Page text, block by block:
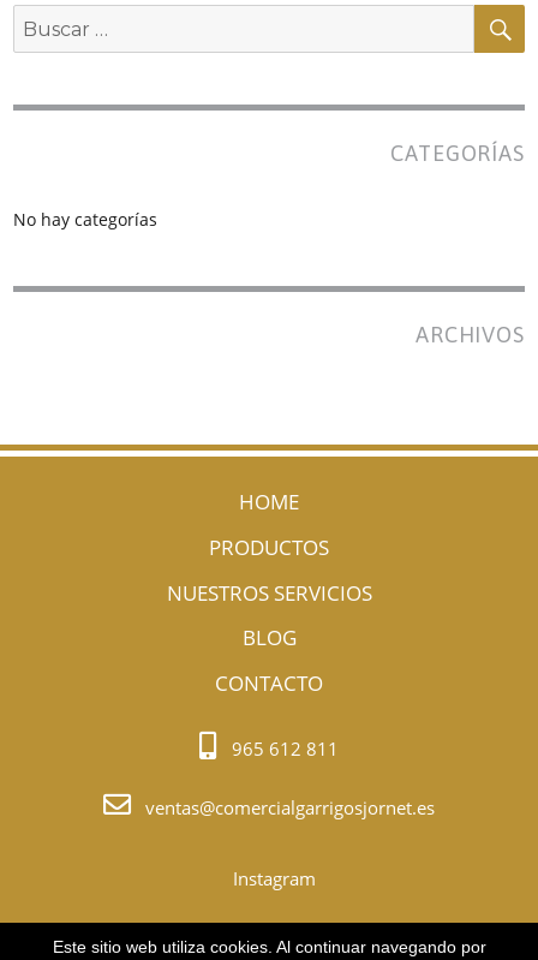
Buscar
por:
CATEGORÍAS
No hay categorías
ARCHIVOS
HOME
PRODUCTOS
NUESTROS SERVICIOS
BLOG
CONTACTO
965 612 811
ventas@comercialgarrigosjornet.es
Instagram
© Copyright 2022. Todos los derechos Reservados.
Este sitio web utiliza cookies. Al continuar navegando por